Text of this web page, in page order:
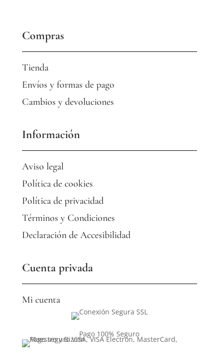
Compras
Tienda
Envíos y formas de pago
Cambios y devoluciones
Información
Aviso legal
Política de cookies
Política de privacidad
Términos y Condiciones
Declaración de Accesibilidad
Cuenta privada
Mi cuenta
Pago 100% Seguro